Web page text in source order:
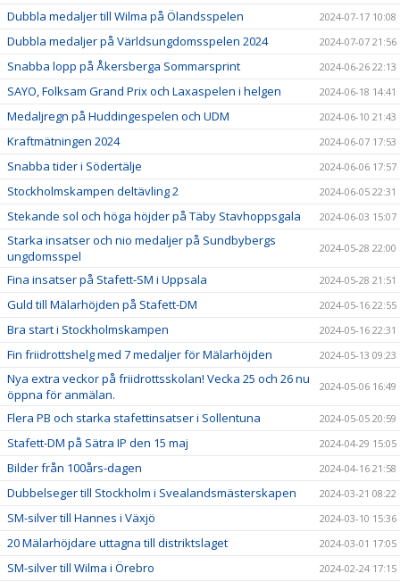
Dubbla medaljer till Wilma på Ölandsspelen 2024-07-17 10:08
Dubbla medaljer på Världsungdomsspelen 2024 2024-07-07 21:56
Snabba lopp på Åkersberga Sommarsprint 2024-06-26 22:13
SAYO, Folksam Grand Prix och Laxaspelen i helgen 2024-06-18 14:41
Medaljregn på Huddingespelen och UDM 2024-06-10 21:43
Kraftmätningen 2024 2024-06-07 17:53
Snabba tider i Södertälje 2024-06-06 17:57
Stockholmskampen deltävling 2 2024-06-05 22:31
Stekande sol och höga höjder på Täby Stavhoppsgala 2024-06-03 15:07
Starka insatser och nio medaljer på Sundbybergs
ungdomsspel
2024-05-28 22:00
Fina insatser på Stafett-SM i Uppsala 2024-05-28 21:51
Guld till Mälarhöjden på Stafett-DM 2024-05-16 22:55
Bra start i Stockholmskampen 2024-05-16 22:31
Fin friidrottshelg med 7 medaljer för Mälarhöjden 2024-05-13 09:23
Nya extra veckor på friidrottsskolan! Vecka 25 och 26 nu
öppna för anmälan.
2024-05-06 16:49
Flera PB och starka stafettinsatser i Sollentuna 2024-05-05 20:59
Stafett-DM på Sätra IP den 15 maj 2024-04-29 15:05
Bilder från 100års-dagen 2024-04-16 21:58
Dubbelseger till Stockholm i Svealandsmästerskapen 2024-03-21 08:22
SM-silver till Hannes i Växjö 2024-03-10 15:36
20 Mälarhöjdare uttagna till distriktslaget 2024-03-01 17:05
SM-silver till Wilma i Örebro 2024-02-24 17:15